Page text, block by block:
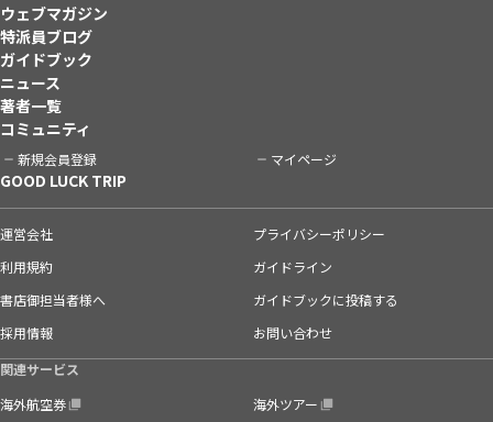
ウェブマガジン
特派員ブログ
ガイドブック
ニュース
著者一覧
コミュニティ
新規会員登録 マイページ
GOOD LUCK TRIP
運営会社
プライバシーポリシー
利用規約
ガイドライン
書店御担当者様へ
ガイドブックに投稿する
採用情報
お問い合わせ
関連サービス
海外航空券
海外ツアー